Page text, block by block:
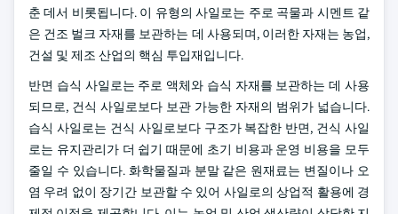
춘 데서 비롯됩니다. 이 유형의 사일로는 주로 곡물과 시멘트 같
은 건조 벌크 자재를 보관하는 데 사용되며, 이러한 자재는 농업,
건설 및 제조 산업의 핵심 투입재입니다.
반면 습식 사일로는 주로 액체와 습식 자재를 보관하는 데 사용
되므로, 건식 사일로보다 보관 가능한 자재의 범위가 넓습니다.
습식 사일로는 건식 사일로보다 구조가 복잡한 반면, 건식 사일
로는 유지관리가 더 쉽기 때문에 초기 비용과 운영 비용을 모두
줄일 수 있습니다. 화학물질과 분말 같은 원재료는 변질이나 오
염 우려 없이 장기간 보관할 수 있어 사일로의 상업적 활용에 경